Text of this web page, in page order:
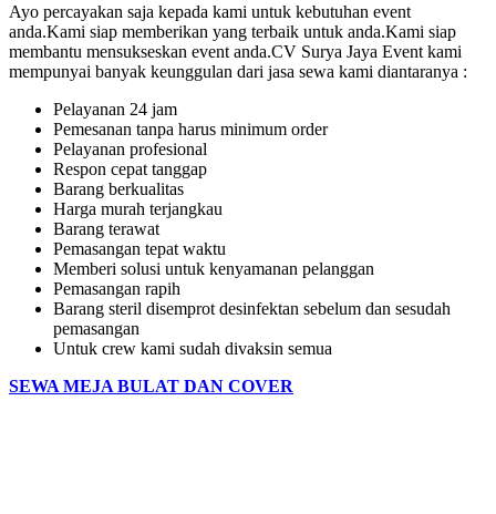
Ayo percayakan saja kepada kami untuk kebutuhan event
anda.Kami siap memberikan yang terbaik untuk anda.Kami siap
membantu mensukseskan event anda.CV Surya Jaya Event kami
mempunyai banyak keunggulan dari jasa sewa kami diantaranya :
Pelayanan 24 jam
Pemesanan tanpa harus minimum order
Pelayanan profesional
Respon cepat tanggap
Barang berkualitas
Harga murah terjangkau
Barang terawat
Pemasangan tepat waktu
Memberi solusi untuk kenyamanan pelanggan
Pemasangan rapih
Barang steril disemprot desinfektan sebelum dan sesudah
pemasangan
Untuk crew kami sudah divaksin semua
SEWA MEJA BULAT DAN COVER